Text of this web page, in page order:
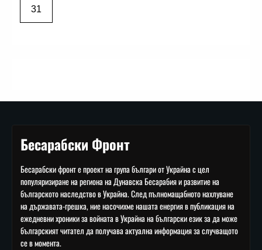
31
Бесарабски Фронт
Бесарабски фронт е проект на група българи от Украйна с цел
популяризиране на региона на Дунавска Бесарабия и развитие на
българското наследство в Украйна. След пълномащабното нахлуване
на държавата-грешка, ние насочихме нашата енергия в публикация на
ежедневни хроники за войната в Украйна на български език за да може
българският читател да получава актуална информация за случващото
се в момента.